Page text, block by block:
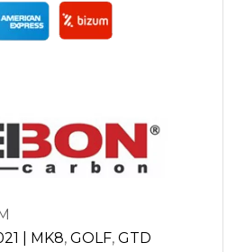
| MK8, GOLF, GTD